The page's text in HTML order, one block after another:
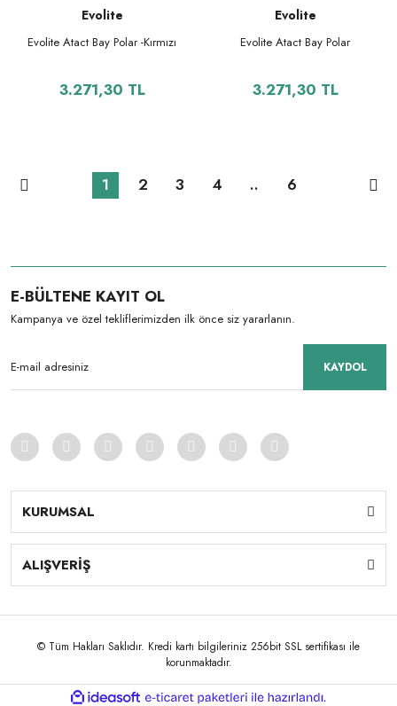
Evolite
Evolite Atact Bay Polar -Kırmızı
3.271,30 TL
Evolite
Evolite Atact Bay Polar
3.271,30 TL
1 2 3 4 .. 6
E-BÜLTENE KAYIT OL
Kampanya ve özel tekliflerimizden ilk önce siz yararlanın.
KAYDOL
KURUMSAL
ALIŞVERİŞ
© Tüm Hakları Saklıdır. Kredi kartı bilgileriniz 256bit SSL sertifikası ile
korunmaktadır.
ideasoft e-